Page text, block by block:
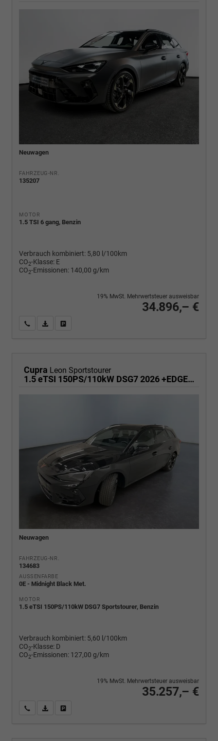
Neuwagen
FAHRZEUG-NR.
135207
MOTOR
1.5 TSI 6 gang, Benzin
Verbrauch kombiniert: 5,80 l/100km
CO2-Klasse: E
CO2-Emissionen: 140,00 g/km
34.896,– €
19% MwSt. Mehrwertsteuer ausweisbar
Wir rufen Sie anPDF-Fahrzeugexposé drucken
Cupra Leon Sportstourer
1.5 eTSI 150PS/110kW DSG7 2026 +EDGE+PANO+INTELLIGENT DRIVE
Neuwagen
FAHRZEUG-NR.
134683
AUSSENFARBE
0E - Midnight Black Met.
MOTOR
1.5 eTSI 150PS/110kW DSG7 Sportstourer, Benzin
Verbrauch kombiniert: 5,60 l/100km
CO2-Klasse: D
CO2-Emissionen: 127,00 g/km
35.257,– €
19% MwSt. Mehrwertsteuer ausweisbar
Wir rufen Sie anPDF-Fahrzeugexposé drucken